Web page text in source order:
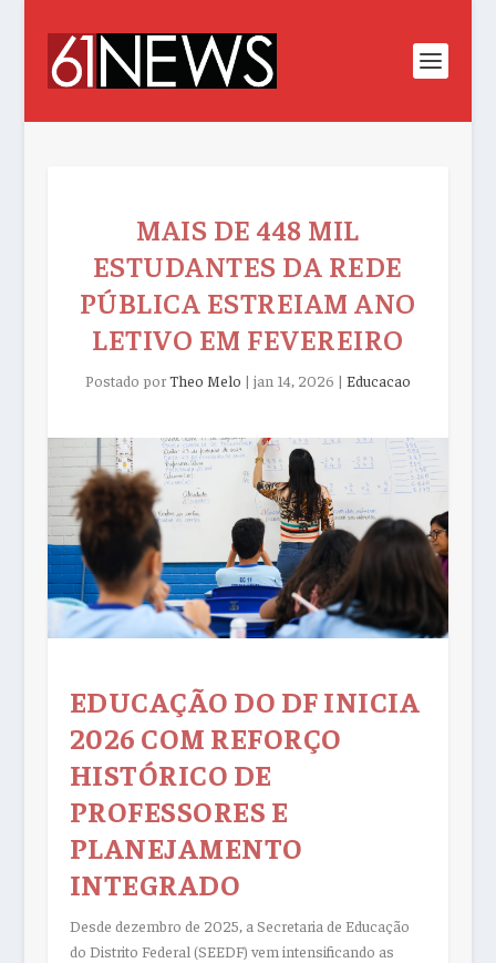
MAIS DE 448 MIL
ESTUDANTES DA REDE
PÚBLICA ESTREIAM ANO
LETIVO EM FEVEREIRO
Postado porTheo Melo | jan 14, 2026 | Educacao
EDUCAÇÃO DO DF INICIA
2026 COM REFORÇO
HISTÓRICO DE
PROFESSORES E
PLANEJAMENTO
INTEGRADO
Desde dezembro de 2025, a Secretaria de Educação
do Distrito Federal (SEEDF) vem intensificando as